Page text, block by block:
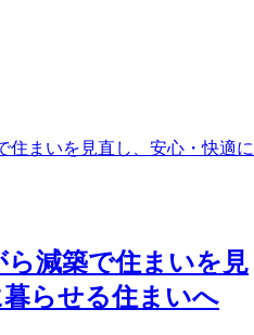
減築で住まいを見
らせる住まいへ